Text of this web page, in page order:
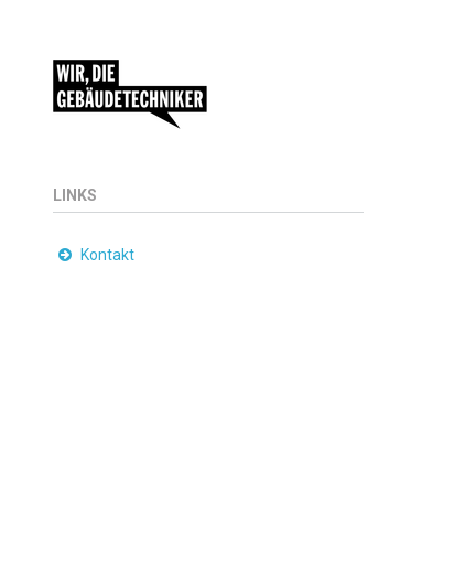
LINKS
Kontakt